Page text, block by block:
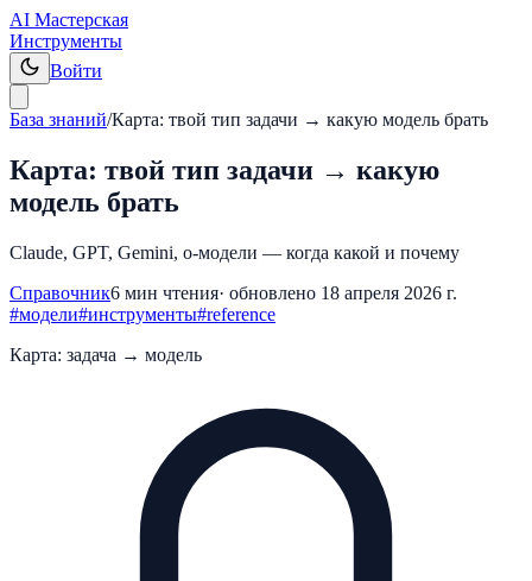
AI Мастерская
Инструменты
Войти
База знаний/Карта: твой тип задачи → какую модель брать
Карта: твой тип задачи → какую
модель брать
Claude, GPT, Gemini, o-модели — когда какой и почему
Справочник6 мин чтения· обновлено 18 апреля 2026 г.
#модели#инструменты#reference
Карта: задача → модель